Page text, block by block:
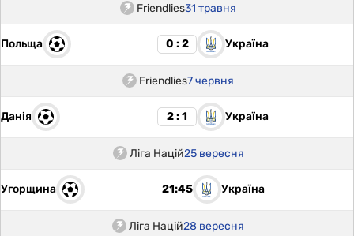
Friendlies31 травня
Польща 0 : 2 Україна
Friendlies7 червня
Данія 2 : 1 Україна
Ліга Націй25 вересня
Угорщина 21:45 Україна
Ліга Націй28 вересня